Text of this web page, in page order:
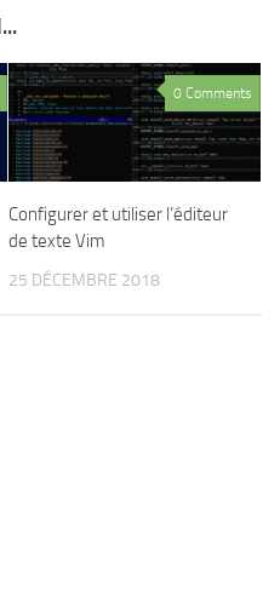
0 Comments
Configurer et utiliser l’éditeur
de texte Vim
25 DÉCEMBRE 2018